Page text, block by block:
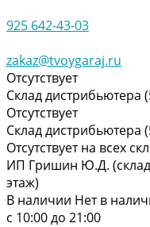
925 642-43-03
zakaz@tvoygaraj.ru
Отсутствует
Склад дистрибьютера
Отсутствует
Склад дистрибьютера
Отсутствует на всех
ИП Гришин Ю.Д.
этаж)
В наличии Нет в
с 10:00 до 21:00